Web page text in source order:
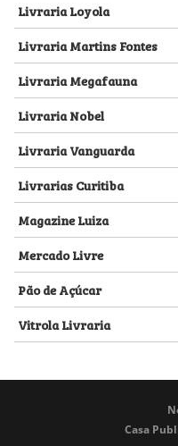
Livraria Loyola
Livraria Martins Fontes
Livraria Megafauna
Livraria Nobel
Livraria Vanguarda
Livrarias Curitiba
Magazine Luiza
Mercado Livre
Pão de Açúcar
Vitrola Livraria
Casa